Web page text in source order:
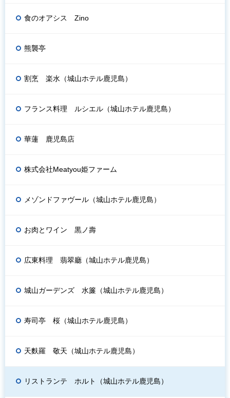
食のオアシス Zino
熊襲亭
割烹 楽水（城山ホテル鹿児島）
フランス料理 ルシエル（城山ホテル鹿児島）
華蓮 鹿児島店
株式会社Meatyou姫ファーム
メゾンドファヴール（城山ホテル鹿児島）
お肉とワイン 黒ノ壽
広東料理 翡翠廳（城山ホテル鹿児島）
城山ガーデンズ 水簾（城山ホテル鹿児島）
寿司亭 桜（城山ホテル鹿児島）
天麩羅 敬天（城山ホテル鹿児島）
リストランテ ホルト（城山ホテル鹿児島）